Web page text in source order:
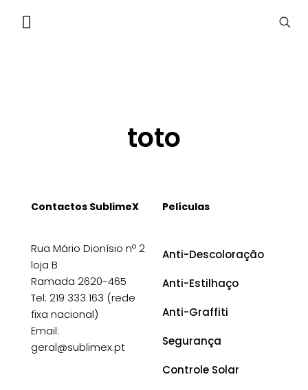
toto
Contactos SublimeX
Rua Mário Dionísio nº 2
loja B
Ramada 2620-465
Tel: 219 333 163 (rede
fixa nacional)
Email:
geral@sublimex.pt
Películas
Anti-Descoloração
Anti-Estilhaço
Anti-Graffiti
Segurança
Controle Solar